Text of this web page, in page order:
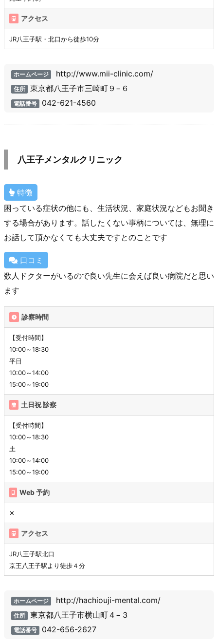
アクセス
JR八王子駅・北口から徒歩10分
ホームページ http://www.mii-clinic.com/
住所 東京都八王子市三崎町９−６
電話番号 042-621-4560
八王子メンタルクリニック
特徴
困っている症状の他にも、生活状況、家庭状況などもお聞き
する場合があります。話したくない事柄については、無理に
お話して頂かなくても大丈夫ですとのことです
口コミ
数人ドクターがいるので良い先生に会えば良い病院だと思い
ます
診察時間
【受付時間】
10:00～18:30
平日
10:00～14:00
15:00～19:00
土日祝 診察
【受付時間】
10:00～18:30
土
10:00～14:00
15:00～19:00
Web 予約
✕
アクセス
JR八王子駅北口
京王八王子駅より徒歩４分
ホームページ http://hachiouji-mental.com/
住所 東京都八王子市横山町４−３
電話番号 042-656-2627